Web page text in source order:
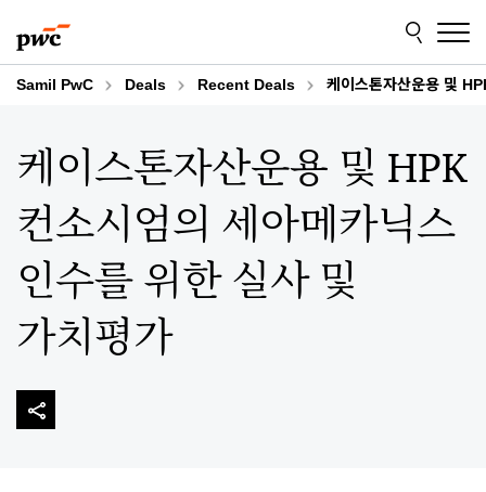
to
content
to
footer
Samil PwC Deals Recent Deals 케이스톤자산운용 및
케이스톤자산운용 및 HPK
컨소시엄의 세아메카닉스
인수를 위한 실사 및
가치평가